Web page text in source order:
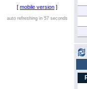
[ mobile version ]
auto refreshing in 57 seconds